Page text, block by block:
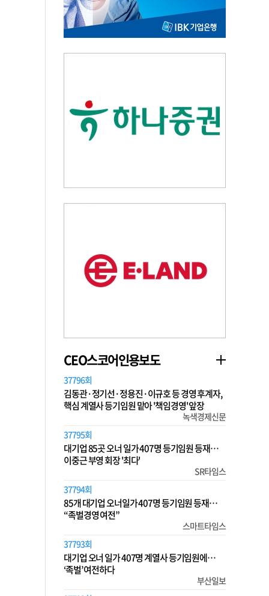
CEO스코어인용보도
37796회
김동관·정기선·정용진·이규호 등 경영 후계자,
핵심 계열사 등기임원 맡아 '책임경영' 앞장
녹색경제신문
37795회
대기업 85곳 오너 일가 407명 등기임원 등재…
이중근 부영 회장 '최다'
SR타임스
37794회
85개 대기업 오너일가 407명 등기임원 등재…
“족벌경영 여전”
스마트타임스
37793회
대기업 오너 일가 407명 계열사 등기임원에…
‘족벌’ 여전하다
부산일보